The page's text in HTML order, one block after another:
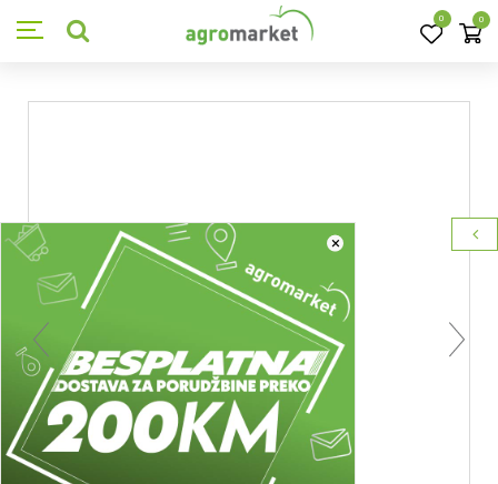
0 0
×